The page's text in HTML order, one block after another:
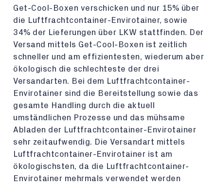
Get-Cool-Boxen verschicken und nur 15% über
die Luftfrachtcontainer-Envirotainer, sowie
34% der Lieferungen über LKW stattfinden. Der
Versand mittels Get-Cool-Boxen ist zeitlich
schneller und am effizientesten, wiederum aber
ökologisch die schlechteste der drei
Versandarten. Bei dem Luftfrachtcontainer-
Envirotainer sind die Bereitstellung sowie das
gesamte Handling durch die aktuell
umständlichen Prozesse und das mühsame
Abladen der Luftfrachtcontainer-Envirotainer
sehr zeitaufwendig. Die Versandart mittels
Luftfrachtcontainer-Envirotainer ist am
ökologischsten, da die Luftfrachtcontainer-
Envirotainer mehrmals verwendet werden